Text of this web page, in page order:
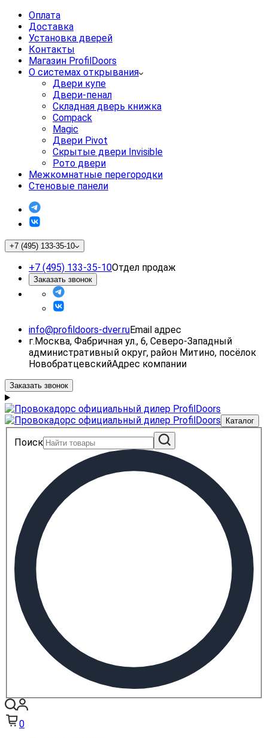
Оплата
Доставка
Установка дверей
Контакты
Магазин ProfilDoors
О системах открывания
Двери купе
Двери-пенал
Складная дверь книжка
Compack
Magic
Двери Pivot
Скрытые двери Invisible
Рото двери
Межкомнатные перегородки
Стеновые панели
+7 (495) 133-35-10
+7 (495) 133-35-10Отдел продаж
Заказать звонок
info@profildoors-dver.ruEmail адрес
г.Москва, Фабричная ул., 6, Северо-Западный
административный округ, район Митино, посёлок
НовобратцевскийАдрес компании
Заказать звонок
Каталог
Поиск
0